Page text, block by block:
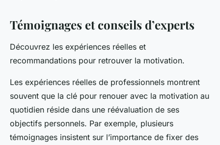
Témoignages et conseils d’experts
Découvrez les expériences réelles et
recommandations pour retrouver la motivation.
Les expériences réelles de professionnels montrent
souvent que la clé pour renouer avec la motivation au
quotidien réside dans une réévaluation de ses
objectifs personnels. Par exemple, plusieurs
témoignages insistent sur l’importance de fixer des